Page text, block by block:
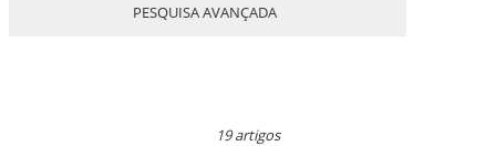
PESQUISA AVANÇADA
19 artigos